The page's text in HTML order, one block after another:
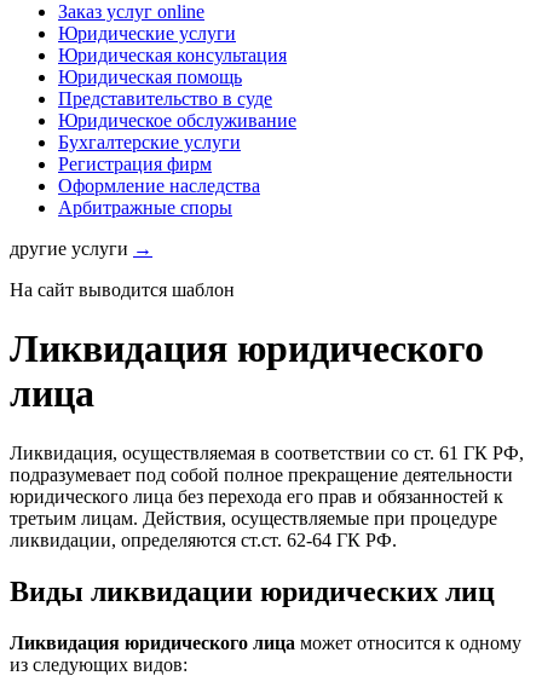
Заказ услуг online
Юридические услуги
Юридическая консультация
Юридическая помощь
Представительство в суде
Юридическое обслуживание
Бухгалтерские услуги
Регистрация фирм
Оформление наследства
Арбитражные споры
другие услуги →
На сайт выводится шаблон
Ликвидация юридического
лица
Ликвидация, осуществляемая в соответствии со ст. 61 ГК РФ,
подразумевает под собой полное прекращение деятельности
юридического лица без перехода его прав и обязанностей к
третьим лицам. Действия, осуществляемые при процедуре
ликвидации, определяются ст.ст. 62-64 ГК РФ.
Виды ликвидации юридических лиц
Ликвидация юридического лица может относится к одному
из следующих видов: